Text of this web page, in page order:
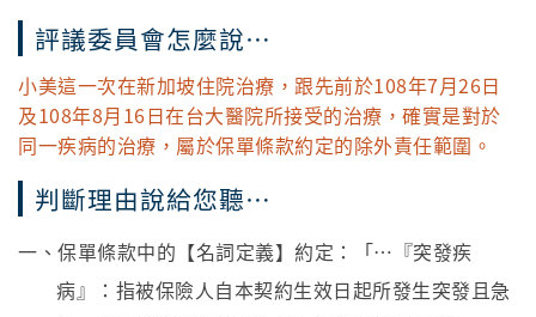
評議委員會怎麼說…
小美這一次在新加坡住院治療，跟先前於108年7月26日
及108年8月16日在台大醫院所接受的治療，確實是對於
同一疾病的治療，屬於保單條款約定的除外責任範圍。
判斷理由說給您聽…
一、保單條款中的【名詞定義】約定：「…『突發疾
病』：指被保險人自本契約生效日起所發生突發且急